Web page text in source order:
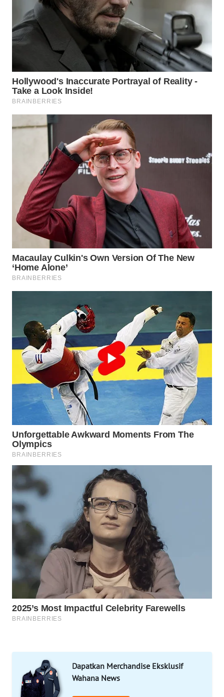
Dapatkan Merchandise Eksklusif
Wahana News
Wahana
Media
Group
NEWS
WAHANA
WAHANA
ADVOKAT
WAHANA
INFRASTRUKTUR
WAHANA
KONSUMEN
LISTRIK
WAHANA
TRAVEL
WAHANA
TV
WAHANANEWS
ID
WAHANANEWS
CO ID
WAHANANEWS
NET
SPORT
WAHANA
WAHANA
SELEB
WAHANA
PERSONA
WAHANA
WAHANA
HEALTH
WAHANA